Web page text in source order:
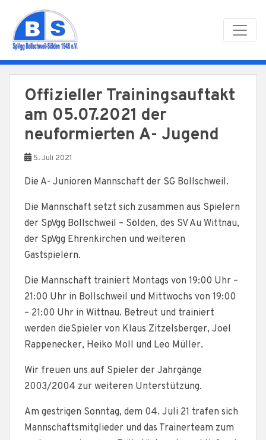
Offizieller Trainingsauftakt
am 05.07.2021 der
neuformierten A- Jugend
5. Juli 2021
Die A- Junioren Mannschaft der SG Bollschweil.
Die Mannschaft setzt sich zusammen aus Spielern
der SpVgg Bollschweil – Sölden, des SV Au Wittnau,
der SpVgg Ehrenkirchen und weiteren
Gastspielern.
Die Mannschaft trainiert Montags von 19:00 Uhr –
21:00 Uhr in Bollschweil und Mittwochs von 19:00
– 21:00 Uhr in Wittnau. Betreut und trainiert
werden dieSpieler von Klaus Zitzelsberger, Joel
Rappenecker, Heiko Moll und Leo Müller.
Wir freuen uns auf Spieler der Jahrgänge
2003/2004 zur weiteren Unterstützung.
Am gestrigen Sonntag, dem 04. Juli 21 trafen sich
Mannschaftsmitglieder und das Trainerteam zum